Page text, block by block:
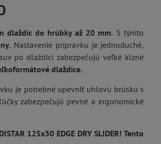
dlaždíc do hrúbky až 20 mm. S týmto
Nastavenie prípravku je jednoduché,
po dlaždici zabezpečujú veľké klzné
dlaždice.
je potrebné upevniť uhlovú brúsku s
zabezpečujú pevné a ergonomické
125x30 EDGE DRY SLIDER! Tento